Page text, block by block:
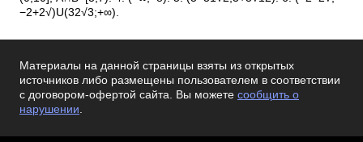
−2+2√)U(32√3;+∞).
Материалы на данной страницы взяты из открытых
источников либо размещены пользователем в соответствии
с договором-офертой сайта. Вы можете сообщить о
нарушении.